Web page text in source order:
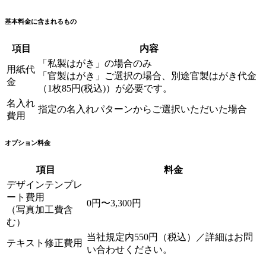
基本料金に含まれるもの
項目 内容
用紙代
金
「私製はがき」の場合のみ
「官製はがき」ご選択の場合、別途官製はがき代金
（1枚85円(税込)）が必要です。
名入れ
費用
指定の名入れパターンからご選択いただいた場合
オプション料金
項目
料金
デザインテンプレ
ート費用
（写真加工費含
む）
0円〜3,300円
テキスト修正費用
当社規定内550円（税込）／詳細はお問
い合わせください。